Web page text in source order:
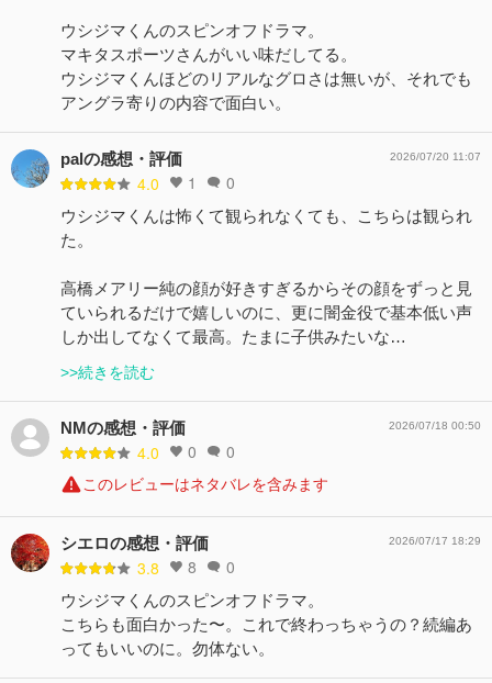
ウシジマくんのスピンオフドラマ。
マキタスポーツさんがいい味だしてる。
ウシジマくんほどのリアルなグロさは無いが、それでも
アングラ寄りの内容で面白い。
palの感想・評価
4.0 1 0
2026/07/20 11:07
ウシジマくんは怖くて観られなくても、こちらは観られ
た。
高橋メアリー純の顔が好きすぎるからその顔をずっと見
ていられるだけで嬉しいのに、更に闇金役で基本低い声
しか出してなくて最高。たまに子供みたいな…
>>続きを読む
NMの感想・評価
4.0 0 0
2026/07/18 00:50
このレビューはネタバレを含みます
シエロの感想・評価
3.8 8 0
2026/07/17 18:29
ウシジマくんのスピンオフドラマ。
こちらも面白かった〜。これで終わっちゃうの？続編あ
ってもいいのに。勿体ない。